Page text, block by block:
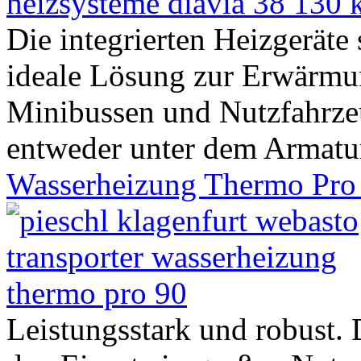
Die integrierten
ideale Lösung zur
Minibussen und
entweder unter dem
Wasserheizung Thermo
Leistungsstark und